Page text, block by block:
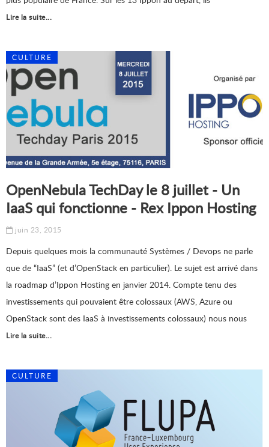
Lire la suite...
CULTURE
OpenNebula TechDay le 8 juillet - Un
IaaS qui fonctionne - Rex Ippon Hosting
juin 23, 2015
Depuis quelques mois la communauté Systèmes / Devops ne parle
que de “IaaS” (et d’OpenStack en particulier). Le sujet est arrivé dans
la roadmap d’Ippon Hosting en janvier 2014. Compte tenu des
investissements qui pouvaient être colossaux (AWS, Azure ou
OpenStack sont des IaaS à investissements colossaux) nous nous
Lire la suite...
CULTURE